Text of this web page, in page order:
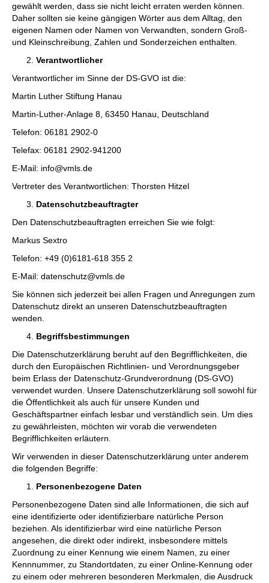
gewählt werden, dass sie nicht leicht erraten werden können.
Daher sollten sie keine gängigen Wörter aus dem Alltag, den
eigenen Namen oder Namen von Verwandten, sondern Groß-
und Kleinschreibung, Zahlen und Sonderzeichen enthalten.
Verantwortlicher
Verantwortlicher im Sinne der DS-GVO ist die:
Martin Luther Stiftung Hanau
Martin-Luther-Anlage 8, 63450 Hanau, Deutschland
Telefon: 06181 2902-0
Telefax: 06181 2902-941200
E-Mail: info@vmls.de
Vertreter des Verantwortlichen: Thorsten Hitzel
Datenschutzbeauftragter
Den Datenschutzbeauftragten erreichen Sie wie folgt:
Markus Sextro
Telefon: +49 (0)6181-618 355 2
E-Mail: datenschutz@vmls.de
Sie können sich jederzeit bei allen Fragen und Anregungen zum
Datenschutz direkt an unseren Datenschutzbeauftragten
wenden.
Begriffsbestimmungen
Die Datenschutzerklärung beruht auf den Begrifflichkeiten, die
durch den Europäischen Richtlinien- und Verordnungsgeber
beim Erlass der Datenschutz-Grundverordnung (DS-GVO)
verwendet wurden. Unsere Datenschutzerklärung soll sowohl für
die Öffentlichkeit als auch für unsere Kunden und
Geschäftspartner einfach lesbar und verständlich sein. Um dies
zu gewährleisten, möchten wir vorab die verwendeten
Begrifflichkeiten erläutern.
Wir verwenden in dieser Datenschutzerklärung unter anderem
die folgenden Begriffe:
Personenbezogene Daten
Personenbezogene Daten sind alle Informationen, die sich auf
eine identifizierte oder identifizierbare natürliche Person
beziehen. Als identifizierbar wird eine natürliche Person
angesehen, die direkt oder indirekt, insbesondere mittels
Zuordnung zu einer Kennung wie einem Namen, zu einer
Kennnummer, zu Standortdaten, zu einer Online-Kennung oder
zu einem oder mehreren besonderen Merkmalen, die Ausdruck